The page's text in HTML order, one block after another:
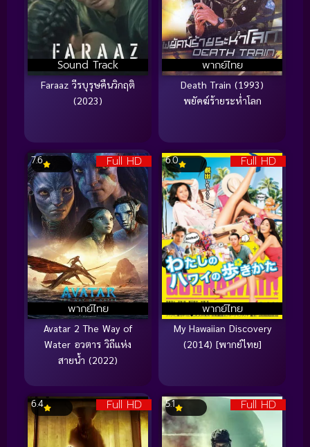
Sound Track
Faraaz วีรบุรุษคืนวิกฤติ
(2023)
พากย์ไทย
Death Train (1993)
พยัคฆ์ร้ายระห่ำโลก
Full HD
พากย์ไทย
7.6
Avatar 2 The Way of
Water อวตาร วิถีแห่ง
สายน้ำ (2022)
Full HD
พากย์ไทย
6.0
My Hawaiian Discovery
(2014) [พากย์ไทย]
Full HD
6.4 Full HD
5.1